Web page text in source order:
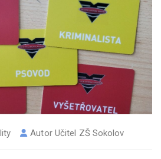
Autor Učitel ZŠ Sokolov